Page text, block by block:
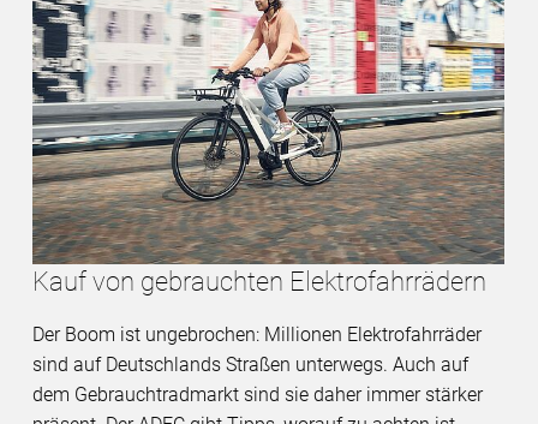
Kauf von gebrauchten Elektrofahrrädern
Der Boom ist ungebrochen: Millionen Elektrofahrräder
sind auf Deutschlands Straßen unterwegs. Auch auf
dem Gebrauchtradmarkt sind sie daher immer stärker